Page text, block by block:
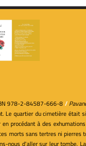
978-2-84587-666-8 /
Le quartier du cimetière était
procédant à des
morts sans tertres ni pierres
nous d'aller sur leur tombe.